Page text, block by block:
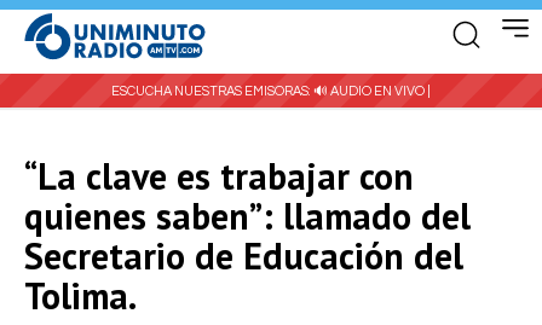
ESCUCHA NUESTRAS EMISORAS: 🔊 AUDIO EN VIVO |
“La clave es trabajar con
quienes saben”: llamado del
Secretario de Educación del
Tolima.